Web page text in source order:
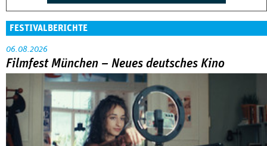
FESTIVALBERICHTE
06.08.2026
Filmfest München – Neues deutsches Kino